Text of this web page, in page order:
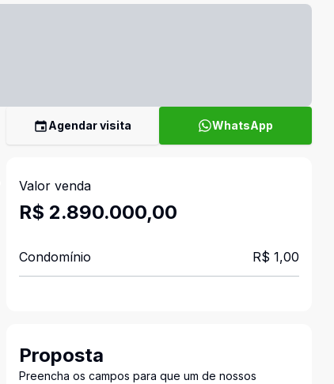
Agendar visita WhatsApp
Valor venda
R$ 2.890.000,00
Condomínio R$ 1,00
Proposta
Preencha os campos para que um de nossos